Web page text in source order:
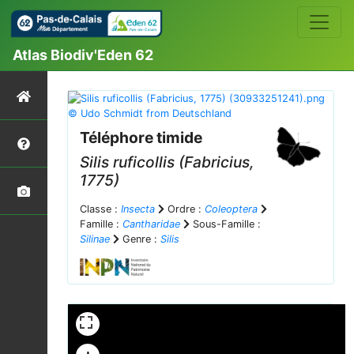
Atlas Biodiv'Eden 62
Téléphore timide
Silis ruficollis (Fabricius,
1775)
Classe : Insecta Ordre : Coleoptera
Famille : Cantharidae
Sous-Famille :
Silinae
Genre : Silis